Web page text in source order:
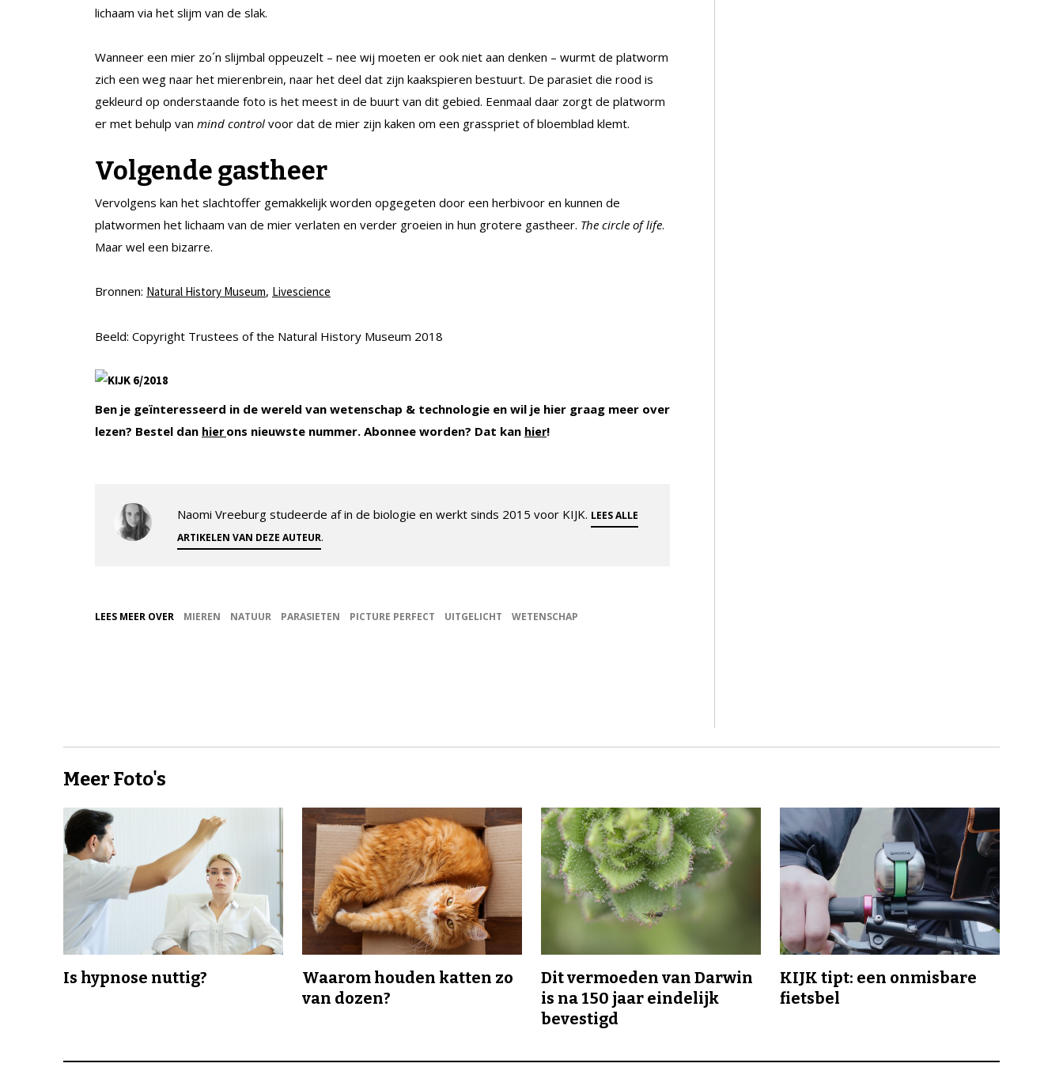
lichaam via het slijm van de slak.
Wanneer een mier zo´n slijmbal oppeuzelt – nee wij moeten er ook niet aan denken – wurmt de platworm
zich een weg naar het mierenbrein, naar het deel dat zijn kaakspieren bestuurt. De parasiet die rood is
gekleurd op onderstaande foto is het meest in de buurt van dit gebied. Eenmaal daar zorgt de platworm
er met behulp van mind control voor dat de mier zijn kaken om een grasspriet of bloemblad klemt.
Volgende gastheer
Vervolgens kan het slachtoffer gemakkelijk worden opgegeten door een herbivoor en kunnen de
platwormen het lichaam van de mier verlaten en verder groeien in hun grotere gastheer. The circle of life.
Maar wel een bizarre.
Bronnen: Natural History Museum, Livescience
Beeld: Copyright Trustees of the Natural History Museum 2018
Ben je geïnteresseerd in de wereld van wetenschap & technologie en wil je hier graag meer over
lezen? Bestel dan hier ons nieuwste nummer. Abonnee worden? Dat kan hier!
Naomi Vreeburg studeerde af in de biologie en werkt sinds 2015 voor KIJK. LEES ALLE
ARTIKELEN VAN DEZE AUTEUR.
LEES MEER OVER MIEREN NATUUR PARASIETEN PICTURE PERFECT UITGELICHT WETENSCHAP
Meer Foto's
Is hypnose nuttig?
Waarom houden katten zo
van dozen?
Dit vermoeden van Darwin
is na 150 jaar eindelijk
bevestigd
KIJK tipt: een onmisbare
fietsbel